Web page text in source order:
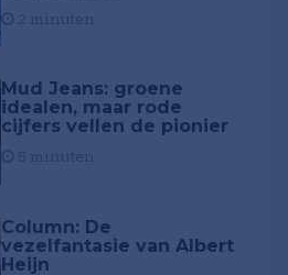
Mud Jeans: groene
idealen, maar rode
cijfers vellen de pionier
Column: De
vezelfantasie van Albert
Heijn